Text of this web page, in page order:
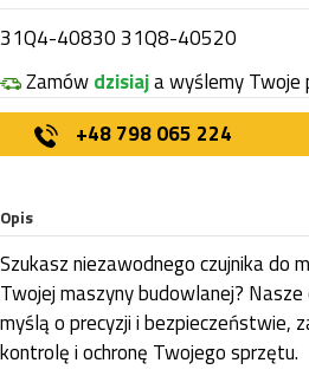
31Q4-40830 31Q8-40520
Zamówdzisiaja wyślemy Twoje
+48 798 065 224
Opis
Szukasz niezawodnego czujnika do
Twojej maszyny budowlanej?
myślą o precyzji i bezpieczeństwie,
kontrolę i ochronę Twojego sprzętu.